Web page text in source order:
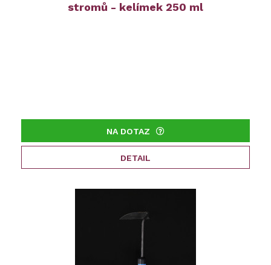
stromů - kelímek 250 ml
NA DOTAZ
DETAIL